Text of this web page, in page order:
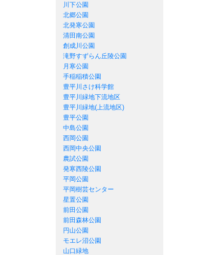
川下公園
北郷公園
北発寒公園
清田南公園
創成川公園
滝野すずらん丘陵公園
月寒公園
手稲稲積公園
豊平川さけ科学館
豊平川緑地下流地区
豊平川緑地(上流地区)
豊平公園
中島公園
西岡公園
西岡中央公園
農試公園
発寒西陵公園
平岡公園
平岡樹芸センター
星置公園
前田公園
前田森林公園
円山公園
モエレ沼公園
山口緑地